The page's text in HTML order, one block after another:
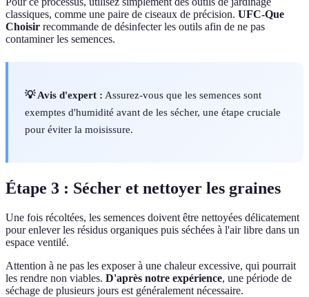
classiques, comme une paire de ciseaux de précision. UFC-Que
Choisir recommande de désinfecter les outils afin de ne pas
contaminer les semences.
💡 Avis d'expert : Assurez-vous que les semences sont
exemptes d'humidité avant de les sécher, une étape cruciale
pour éviter la moisissure.
Étape 3 : Sécher et nettoyer les graines
Une fois récoltées, les semences doivent être nettoyées délicatement
pour enlever les résidus organiques puis séchées à l'air libre dans un
espace ventilé.
Attention à ne pas les exposer à une chaleur excessive, qui pourrait
les rendre non viables. D'après notre expérience, une période de
séchage de plusieurs jours est généralement nécessaire.